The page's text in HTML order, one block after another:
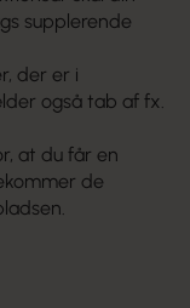
supplerende
der er i
også tab af fx.
at du får en
de